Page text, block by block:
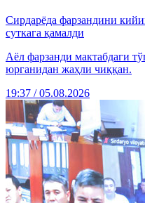
Сирдарёда фарзандини
суткага қамалди
Аёл фарзанди мактабдаги
юрганидан жаҳли чиққан.
19:37 / 05.08.2026